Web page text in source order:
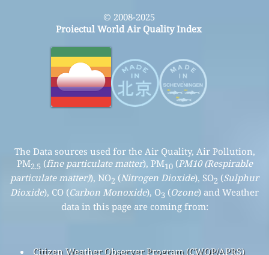
© 2008-2025
Proiectul World Air Quality Index
The Data sources used for the Air Quality, Air Pollution,
PM2.5 (fine particulate matter), PM10(PM10 (Respirable
particulate matter)), NO2 (Nitrogen Dioxide), SO2 (Sulphur
Dioxide), CO (Carbon Monoxide), O3 (Ozone) and Weather
data in this page are coming from:
Citizen Weather Observer Program (CWOP/APRS)